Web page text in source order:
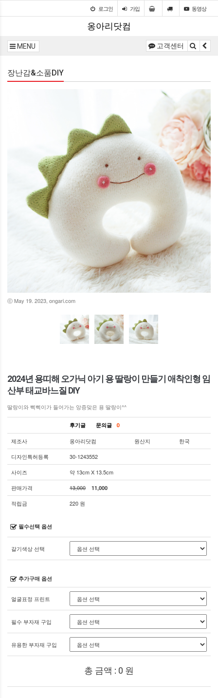
로그인 가입 동영상
옹아리닷컴
MENU 고객센터
장난감&소품DIY
ⓒ May 19. 2023, ongari.com
2024년 용띠해 오가닉 아기 용 딸랑이 만들기 애착인형 임
산부 태교바느질 DIY
딸랑이와 삑삑이가 들어가는 앙증맞은 용 딸랑이^^
후기글 문의글 0
제조사 옹아리닷컴 원산지
한국
디자인특허등록
30-1243552
사이즈
약 13cm X 13.5cm
판매가격
13,000 11,000
적립금 220 원
필수선택 옵션
갈기색상 선택
추가구매 옵션
얼굴표정 프린트
필수 부자재 구입
유용한 부자재 구입
총 금액 : 0 원